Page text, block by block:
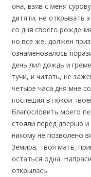
она, взяв с меня
дитяти, не открывать
со дня своего
но все же, должен
ознаменовалось
день лил дождь и
тучи, и читать, не
четыре часа дня мне
поспешил в покои
благословить моего
стояли перед дверью
никому не позволено
Земира, твоя мать,
остаться одна.
открылась.